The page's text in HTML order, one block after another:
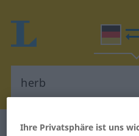
Deutsch-Niederländisch
Ihre Privatsphäre ist uns